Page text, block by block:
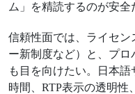
ム」を精読するのが安全
信頼性面では、ライセ
ー新制度など）と、プ
も目を向けたい。日本
時間、RTP表示の透明性、